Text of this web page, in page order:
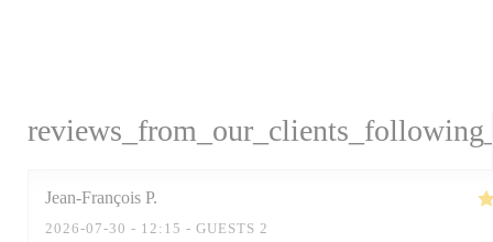
Jean-François P
2026-07-30 - 12:15 - GUESTS 2